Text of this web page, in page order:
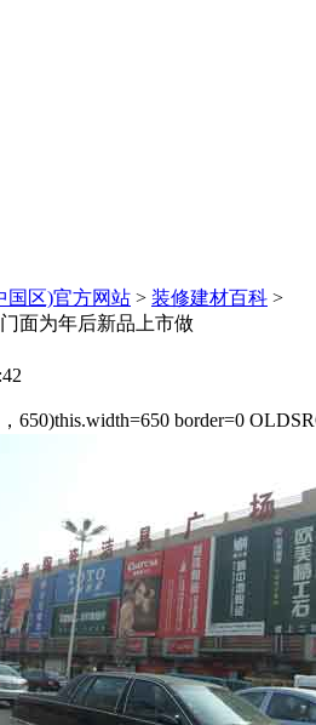
国区)官方网站 > 装修建材百科 >
面为年后新品上市做
border=0